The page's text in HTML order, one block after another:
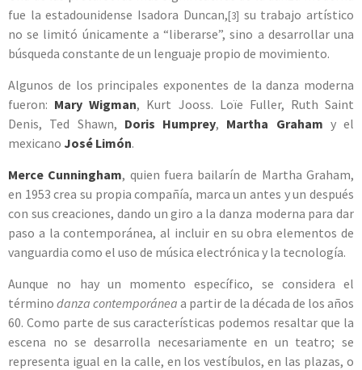
fue la estadounidense Isadora Duncan,[3] su trabajo artístico
no se limitó únicamente a “liberarse”, sino a desarrollar una
búsqueda constante de un lenguaje propio de movimiento.
Algunos de los principales exponentes de la danza moderna
fueron: Mary Wigman, Kurt Jooss. Loïe Fuller, Ruth Saint
Denis, Ted Shawn, Doris Humprey, Martha Graham y el
mexicano José Limón.
Merce Cunningham, quien fuera bailarín de Martha Graham,
en 1953 crea su propia compañía, marca un antes y un después
con sus creaciones, dando un giro a la danza moderna para dar
paso a la contemporánea, al incluir en su obra elementos de
vanguardia como el uso de música electrónica y la tecnología.
Aunque no hay un momento específico, se considera el
término danza contemporánea a partir de la década de los años
60. Como parte de sus características podemos resaltar que la
escena no se desarrolla necesariamente en un teatro; se
representa igual en la calle, en los vestíbulos, en las plazas, o